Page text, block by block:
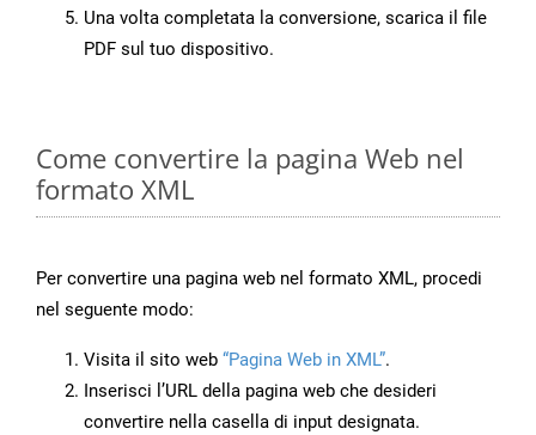
Una volta completata la conversione, scarica il file
PDF sul tuo dispositivo.
Come convertire la pagina Web nel
formato XML
Per convertire una pagina web nel formato XML, procedi
nel seguente modo:
Visita il sito web “Pagina Web in XML”.
Inserisci l’URL della pagina web che desideri
convertire nella casella di input designata.